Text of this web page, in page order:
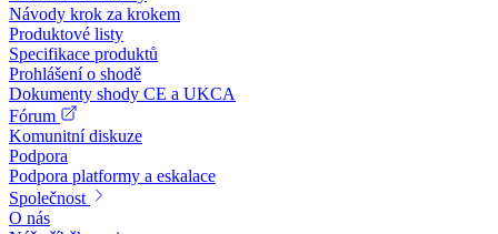
Návody krok za krokem
Produktové listy
Specifikace produktů
Prohlášení o shodě
Dokumenty shody CE a UKCA
Fórum
Komunitní diskuze
Podpora
Podpora platformy a eskalace
Společnost
O nás